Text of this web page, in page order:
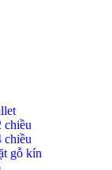
chiều
chiều
gỗ kín